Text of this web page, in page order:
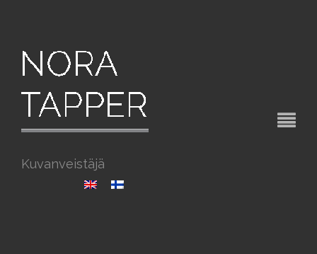
Kuvanveistäjä